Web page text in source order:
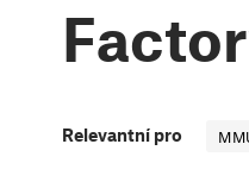
Relevantní pro